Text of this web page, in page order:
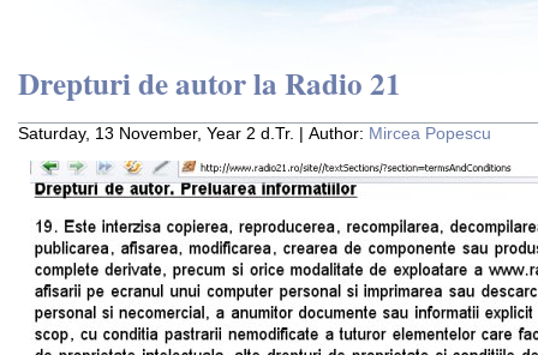
Drepturi de autor la Radio 21
Saturday, 13 November, Year 2 d.Tr. | Author: Mircea Popescu